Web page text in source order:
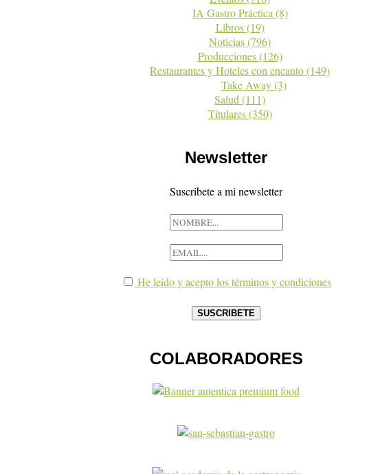
IA Gastro Práctica(8)
Libros(19)
Noticias(796)
Producciones(126)
Restaurantes y Hoteles con encanto(149)
Take Away(3)
Salud(111)
Titulares(350)
Newsletter
Suscribete a mi newsletter
He leído y acepto los términos y condiciones
COLABORADORES